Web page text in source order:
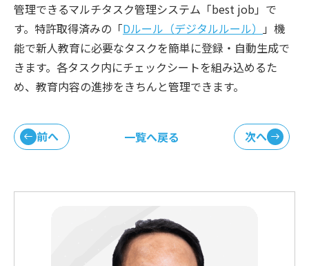
管理できるマルチタスク管理システム「best job」で
す。特許取得済みの「Dルール（デジタルルール）
」機
能で新人教育に必要なタスクを簡単に登録・自動生成で
きます。各タスク内にチェックシートを組み込めるた
め、教育内容の進捗をきちんと管理できます。
前へ 一覧へ戻る 次へ